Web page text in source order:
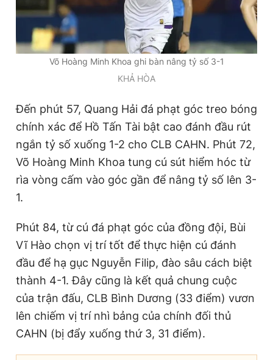
Võ Hoàng Minh Khoa ghi bàn nâng tỷ số 3-1
KHẢ HÒA
Đến phút 57, Quang Hải đá phạt góc treo bóng
chính xác để Hồ Tấn Tài bật cao đánh đầu rút
ngắn tỷ số xuống 1-2 cho CLB CAHN. Phút 72,
Võ Hoàng Minh Khoa tung cú sút hiểm hóc từ
rìa vòng cấm vào góc gần để nâng tỷ số lên 3-
1.
Phút 84, từ cú đá phạt góc của đồng đội, Bùi
Vĩ Hào chọn vị trí tốt để thực hiện cú đánh
đầu để hạ gục Nguyễn Filip, đào sâu cách biệt
thành 4-1. Đây cũng là kết quả chung cuộc
của trận đấu, CLB Bình Dương (33 điểm) vươn
lên chiếm vị trí nhì bảng của chính đối thủ
CAHN (bị đẩy xuống thứ 3, 31 điểm).